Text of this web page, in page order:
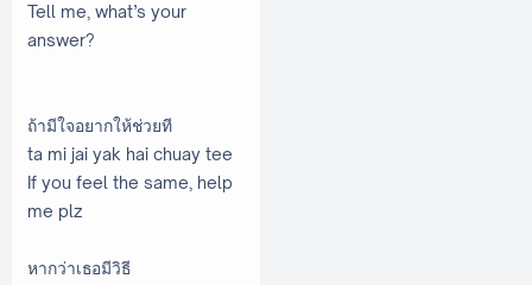
Tell me, what’s your
answer?
ถ้ามีใจอยากให้ช่วยที
ta mi jai yak hai chuay tee
If you feel the same, help
me plz
หากว่าเธอมีวิธี